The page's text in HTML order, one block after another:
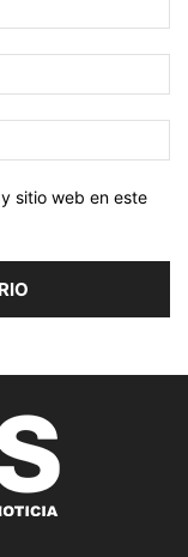
sitio web en este